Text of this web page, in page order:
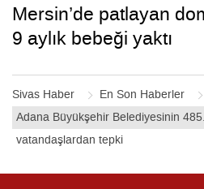
Sivas Haber
En Son Haberler
Adana Büyükşehir Belediyesinin
vatandaşlardan tepki
Mersin’de patlayan
9 aylık bebeği yaktı